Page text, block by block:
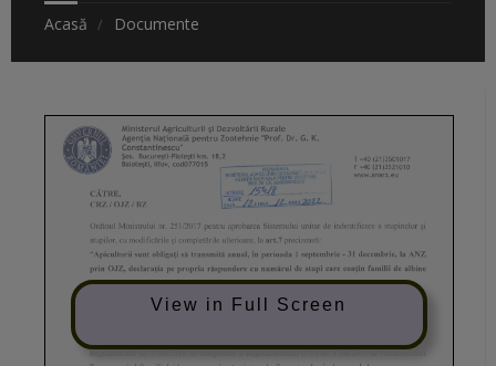
Acasă Documente
View in Full Screen